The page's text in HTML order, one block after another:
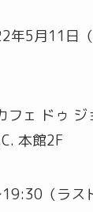
年5月11日
フェ ドゥ
本館2F
（ラス